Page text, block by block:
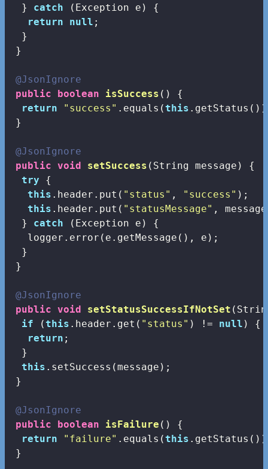
  }
catch (Exception e) {
return
null ;
  }
}
@JsonIgnore
public
boolean isSuccess ()
{
return
"success" .equals(this
}
@JsonIgnore
public void setSuccess (String message)
{
try {
this .header.put( "status" , "success" );
this .header.put( "statusMessage" ,
  }
catch (Exception e) {
   logger.error(e.getMessage(), e);
  }
}
@JsonIgnore
public void setStatusSuccessIfNotSet
if (this .header.get( "status" ) != null ) {
return ;
  }
this .setSuccess(message);
}
@JsonIgnore
public
boolean isFailure ()
{
return
"failure" .equals(this
}